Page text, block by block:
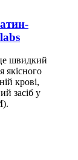
швидкий
якісного
крові,
засіб у